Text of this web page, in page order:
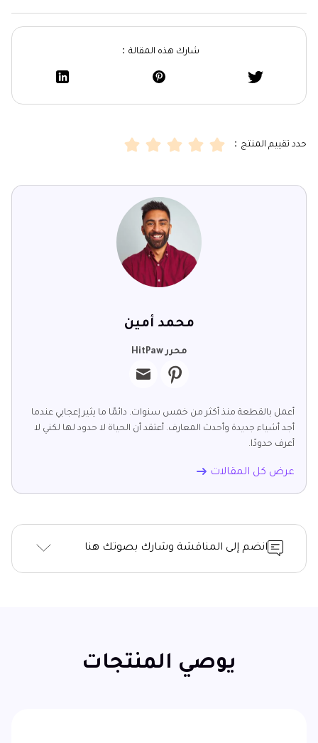
شارك هذه المقالة：
حدد تقييم المنتج：
محمد أمين
محرر HitPaw
أعمل بالقطعة منذ أكثر من خمس سنوات. دائمًا ما يثير إعجابي عندما
أجد أشياء جديدة وأحدث المعارف. أعتقد أن الحياة لا حدود لها لكني لا
أعرف حدودًا.
عرض كل المقالات
انضم إلى المناقشة وشارك بصوتك هنا
يوصي المنتجات